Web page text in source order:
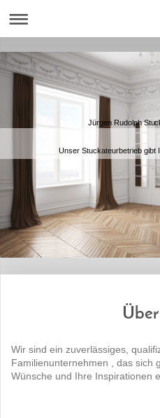
Jürgen Rudolph
Unser Stuckateurbetrieb gibt
Wir sind ein zuverlässiges,
Familienunternehmen , das sich
Wünsche und Ihre Inspirationen